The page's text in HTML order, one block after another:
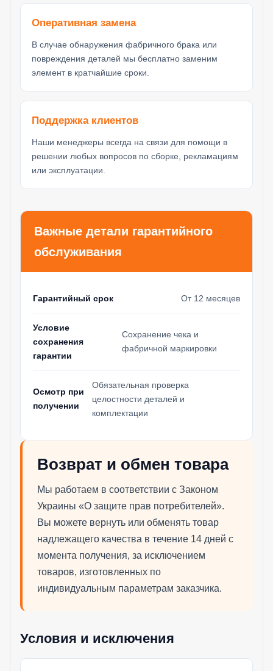
Оперативная замена
В случае обнаружения фабричного брака или
повреждения деталей мы бесплатно заменим
элемент в кратчайшие сроки.
Поддержка клиентов
Наши менеджеры всегда на связи для помощи в
решении любых вопросов по сборке, рекламациям
или эксплуатации.
Важные детали гарантийного
обслуживания
Гарантийный срок От 12 месяцев
Условие
сохранения
гарантии
Сохранение чека и
фабричной маркировки
Осмотр при
получении
Обязательная проверка
целостности деталей и
комплектации
Возврат и обмен товара
Мы работаем в соответствии с Законом
Украины «О защите прав потребителей».
Вы можете вернуть или обменять товар
надлежащего качества в течение 14 дней с
момента получения, за исключением
товаров, изготовленных по
индивидуальным параметрам заказчика.
Условия и исключения